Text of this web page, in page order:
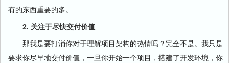
有的东西重要的多。
2. 关注于尽快交付价值
那我是要打消你对于理解项目架构的热情吗？完全不是。我只是
要求你尽早地交付价值，一旦你开始一个项目，搭建了开发环境，你